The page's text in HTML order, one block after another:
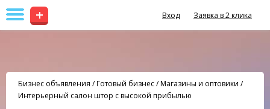
+ Вход Заявка в 2 клика
Бизнес объявления /Готовый бизнес/Магазины и оптовики /
Интерьерный салон штор с высокой прибылью